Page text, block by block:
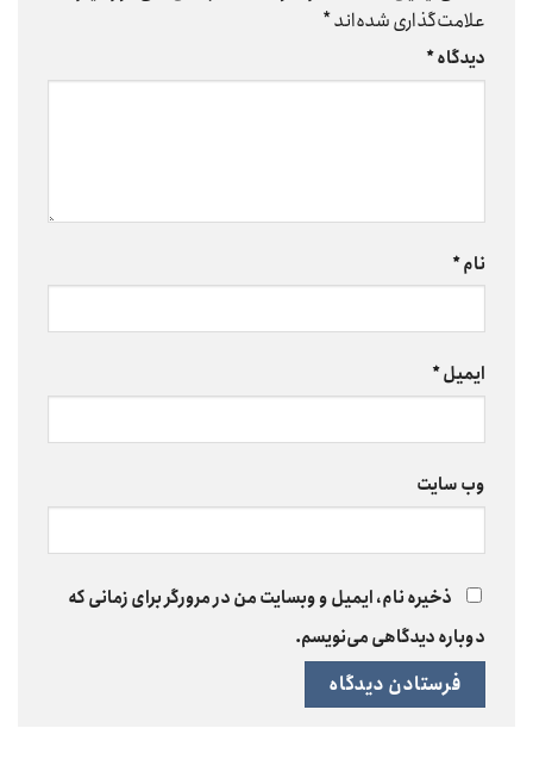
علامت‌گذاری شده‌اند*
دیدگاه*
نام*
ایمیل*
وب‌ سایت
ذخیره نام، ایمیل و وبسایت من در مرورگر برای زمانی که
دوباره دیدگاهی می‌نویسم.